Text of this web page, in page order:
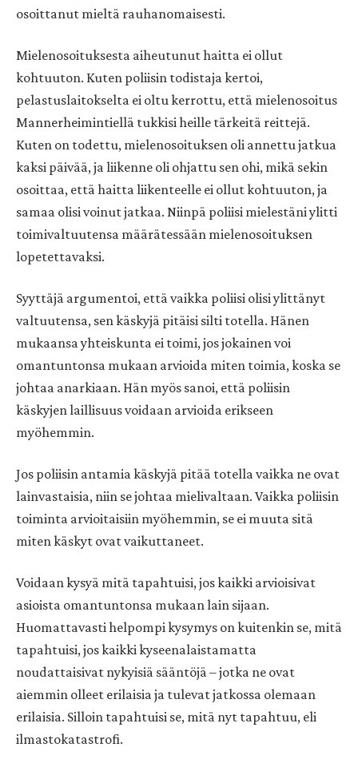
osoittanut mieltä rauhanomaisesti.
Mielenosoituksesta aiheutunut haitta ei ollut
kohtuuton. Kuten poliisin todistaja kertoi,
pelastuslaitokselta ei oltu kerrottu, että mielenosoitus
Mannerheimintiellä tukkisi heille tärkeitä reittejä.
Kuten on todettu, mielenosoituksen oli annettu jatkua
kaksi päivää, ja liikenne oli ohjattu sen ohi, mikä sekin
osoittaa, että haitta liikenteelle ei ollut kohtuuton, ja
samaa olisi voinut jatkaa. Niinpä poliisi mielestäni ylitti
toimivaltuutensa määrätessään mielenosoituksen
lopetettavaksi.
Syyttäjä argumentoi, että vaikka poliisi olisi ylittänyt
valtuutensa, sen käskyjä pitäisi silti totella. Hänen
mukaansa yhteiskunta ei toimi, jos jokainen voi
omantuntonsa mukaan arvioida miten toimia, koska se
johtaa anarkiaan. Hän myös sanoi, että poliisin
käskyjen laillisuus voidaan arvioida erikseen
myöhemmin.
Jos poliisin antamia käskyjä pitää totella vaikka ne ovat
lainvastaisia, niin se johtaa mielivaltaan. Vaikka poliisin
toiminta arvioitaisiin myöhemmin, se ei muuta sitä
miten käskyt ovat vaikuttaneet.
Voidaan kysyä mitä tapahtuisi, jos kaikki arvioisivat
asioista omantuntonsa mukaan lain sijaan.
Huomattavasti helpompi kysymys on kuitenkin se, mitä
tapahtuisi, jos kaikki kyseenalaistamatta
noudattaisivat nykyisiä sääntöjä – jotka ne ovat
aiemmin olleet erilaisia ja tulevat jatkossa olemaan
erilaisia. Silloin tapahtuisi se, mitä nyt tapahtuu, eli
ilmastokatastrofi.